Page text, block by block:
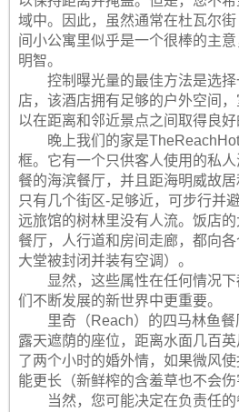
域中。因此，虽然通常在杜瓦尔
间小公寓里似乎是一个很棒的主
明智。
控制曝光量的最佳方法是选
店，该酒店拥有足够的户外空间
以在距离和邻近景点之间取得良好
晚上我们的家是
框。它有一个只供客人使用的私
餐的海滨餐厅，并且距海明威故
只有几个街区-足够近，可步行并
远旅馆的树林里没有人流。饭店
餐厅，人行道和房间走廊，都向
大堂被封闭并装有空调）。
显然，这些属性在任何情况
们不断发展的新世界中更重要。
里奇（Reach）的四马林鱼
露天遮荫的座位，距离水面几百
了两个小时的婚外情，如果微风
能更长（新鲜榨的含羞草也不会伤
当然，您可能决定在负责任